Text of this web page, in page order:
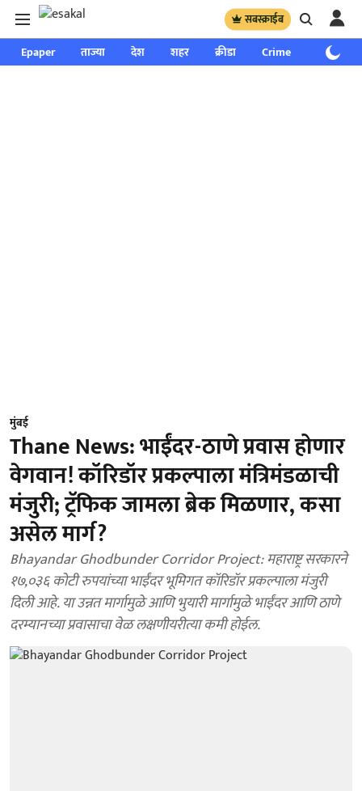
सबस्क्राईब
Epaper ताज्या देश शहर क्रीडा Crime साप्ताहिक
मुंबई
Thane News: भाईंदर-ठाणे प्रवास होणार
वेगवान! कॉरिडॉर प्रकल्पाला मंत्रिमंडळाची
मंजुरी; ट्रॅफिक जामला ब्रेक मिळणार, कसा
असेल मार्ग?
Bhayandar Ghodbunder Corridor Project: महाराष्ट्र सरकारने
१७,०३६ कोटी रुपयांच्या भाईंदर भूमिगत कॉरिडॉर प्रकल्पाला मंजुरी
दिली आहे. या उन्नत मार्गामुळे आणि भुयारी मार्गामुळे भाईंदर आणि ठाणे
दरम्यानच्या प्रवासाचा वेळ लक्षणीयरीत्या कमी होईल.